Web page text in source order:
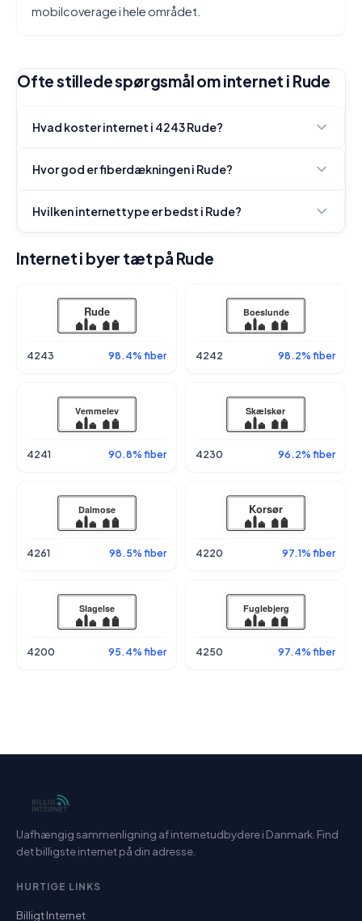
mobilcoverage i hele området.
Ofte stillede spørgsmål om internet i Rude
Hvad koster internet i 4243 Rude?
Hvor god er fiberdækningen i Rude?
Hvilken internettype er bedst i Rude?
Internet i byer tæt på Rude
4243 98.4% fiber 4242 98.2% fiber
4241 90.8% fiber 4230 96.2% fiber
4261 98.5% fiber 4220 97.1% fiber
4200 95.4% fiber 4250 97.4% fiber
Uafhængig sammenligning af internetudbydere i Danmark. Find
det billigste internet på din adresse.
HURTIGE LINKS
Billigt Internet